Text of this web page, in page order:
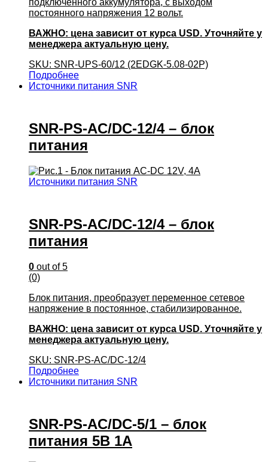
подключенного аккумулятора, с выходом
постоянного напряжения 12 вольт.
ВАЖНО: цена зависит от курса USD. Уточняйте у
менеджера актуальную цену.
SKU: SNR-UPS-60/12 (2EDGK-5.08-02P)
Подробнее
Источники питания SNR
SNR-PS-AC/DC-12/4 – блок
питания
Источники питания SNR
SNR-PS-AC/DC-12/4 – блок
питания
0 out of 5
(0)
Блок питания, преобразует переменное сетевое
напряжение в постоянное, стабилизированное.
ВАЖНО: цена зависит от курса USD. Уточняйте у
менеджера актуальную цену.
SKU: SNR-PS-AC/DC-12/4
Подробнее
Источники питания SNR
SNR-PS-AC/DC-5/1 – блок
питания 5В 1А